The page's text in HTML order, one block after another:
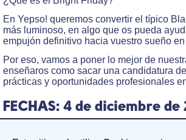
En Yepso! queremos convertir el típico
más luminoso, en algo que os pueda
empujón definitivo hacia vuestro sueño
Por eso, vamos a poner lo mejor de
enseñaros como sacar una candidatura
prácticas y oportunidades profesionales
FECHAS: 4 de diciembre de